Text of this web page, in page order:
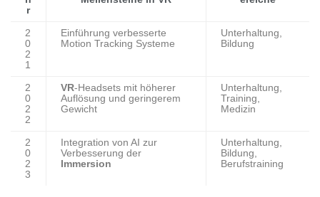
r
2
0
2
1
Einführung verbesserte
Motion Tracking Systeme
Unterhaltung,
Bildung
2
0
2
2
VR-Headsets mit höherer
Auflösung und geringerem
Gewicht
Unterhaltung,
Training,
Medizin
2
0
2
3
Integration von AI zur
Verbesserung der
Immersion
Unterhaltung,
Bildung,
Berufstraining